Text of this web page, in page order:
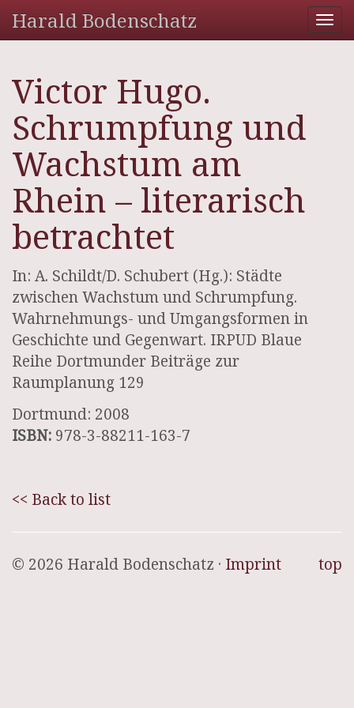
Harald Bodenschatz
Victor Hugo.
Schrumpfung und
Wachstum am
Rhein – literarisch
betrachtet
In: A. Schildt/D. Schubert (Hg.): Städte
zwischen Wachstum und Schrumpfung.
Wahrnehmungs- und Umgangsformen in
Geschichte und Gegenwart. IRPUD Blaue
Reihe Dortmunder Beiträge zur
Raumplanung 129
Dortmund: 2008
ISBN: 978-3-88211-163-7
<< Back to list
top
© 2026 Harald Bodenschatz · Imprint